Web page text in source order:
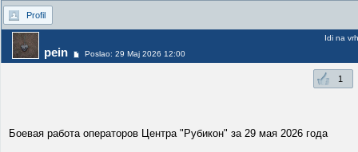
Profil
pein Poslao: 29 Maj 2026 12:00
Idi na vrh
1
Боевая работа операторов Центра "Рубикон" за 29 мая 2026 года